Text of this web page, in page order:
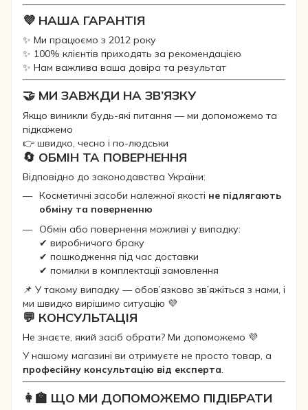
💜 НАША ГАРАНТІЯ
✨ Ми працюємо з 2012 року
✨ 100% клієнтів приходять за рекомендацією
✨ Нам важлива ваша довіра та результат
🤝 МИ ЗАВЖДИ НА ЗВ’ЯЗКУ
Якщо виникли будь-які питання — ми допоможемо та
підкажемо
👉 швидко, чесно і по-людськи
🔄 ОБМІН ТА ПОВЕРНЕННЯ
Відповідно до законодавства України:
Косметичні засоби належної якості не підлягають
обміну та поверненню
Обмін або повернення можливі у випадку:
✔ виробничого браку
✔ пошкодження під час доставки
✔ помилки в комплектації замовлення
📌 У такому випадку — обов’язково зв’яжіться з нами, і
ми швидко вирішимо ситуацію 💜
💬 КОНСУЛЬТАЦІЯ
Не знаєте, який засіб обрати? Ми допоможемо 💜
У нашому магазині ви отримуєте не просто товар, а
професійну консультацію від експерта.
👩‍🏫 ЩО МИ ДОПОМОЖЕМО ПІДІБРАТИ